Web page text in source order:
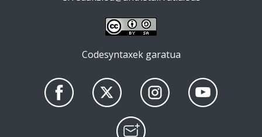
Codesyntaxek garatua